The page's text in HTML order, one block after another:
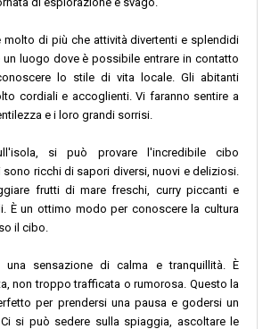
molto di più che attività divertenti e splendidi
un luogo dove è possibile entrare in contatto
lo stile di vita locale. Gli abitanti
cordiali e accoglienti. Vi faranno sentire a
e i loro grandi sorrisi.
si può provare l'incredibile cibo
ricchi di sapori diversi, nuovi e deliziosi.
frutti di mare freschi, curry piccanti e
È un ottimo modo per conoscere la cultura
il cibo.
sensazione di calma e tranquillità. È
non troppo trafficata o rumorosa. Questo la
per prendersi una pausa e godersi un
si può sedere sulla spiaggia, ascoltare le